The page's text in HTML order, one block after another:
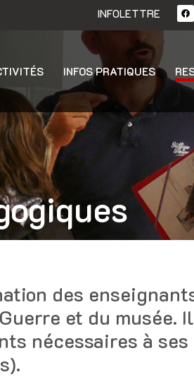
INFOLETTRE
INFOS PRATIQUES
des
et du musée.
nécessaires à